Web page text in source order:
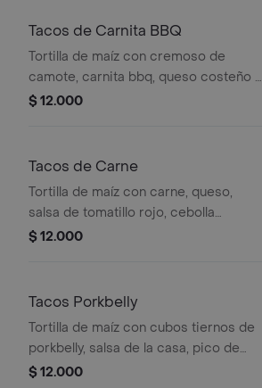
Tacos de Carnita BBQ
Tortilla de maíz con cremoso de
camote, carnita bbq, queso costeño y
cilantro.
$ 12.000
Tacos de Carne
Tortilla de maíz con carne, queso,
salsa de tomatillo rojo, cebolla
caramelizada y cilantro.
$ 12.000
Tacos Porkbelly
Tortilla de maíz con cubos tiernos de
porkbelly, salsa de la casa, pico de
gallo con piña, cebolla, cilantro y
$ 12.000